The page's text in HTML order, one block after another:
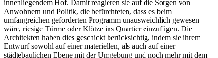
innenliegendem Hof. Damit reagieren sie auf die Sorgen von
Anwohnern und Politik, die befürchteten, dass es beim
umfangreichen geforderten Programm unausweichlich gewesen
wäre, riesige Türme oder Klötze ins Quartier einzufügen. Die
Architekten haben dies geschickt berücksichtig, indem sie ihrem
Entwurf sowohl auf einer materiellen, als auch auf einer
städtebaulichen Ebene mit der Umgebung und noch mehr mit dem